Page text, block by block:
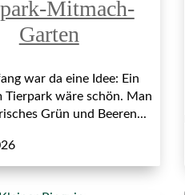
Mitmach-
Garten
war da eine Idee: Ein
Tierpark wäre schön. Man
Grün und Beeren...